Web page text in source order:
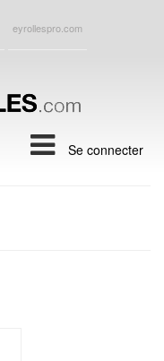
eyrollespro.com
Se connecter